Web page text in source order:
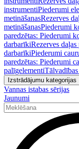
instrumentiPiederumi
metināšanasRezerves
metināšanasPiederumi
paredzētas: Piederumi
darbarīkiRezerves daļas
darbarīkiPiederumi
paredzētas: Piederumi
palīgelementi
Izstrādājumu kategorijas
Vannas istabas sērijas
Jaunumi